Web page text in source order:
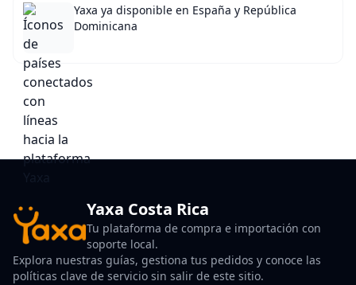
Yaxa ya disponible en España y República
Dominicana
Yaxa Costa Rica
Tu plataforma de compra e importación con
soporte local.
Explora nuestras guías, gestiona tus pedidos y conoce las
políticas clave de servicio sin salir de este sitio.